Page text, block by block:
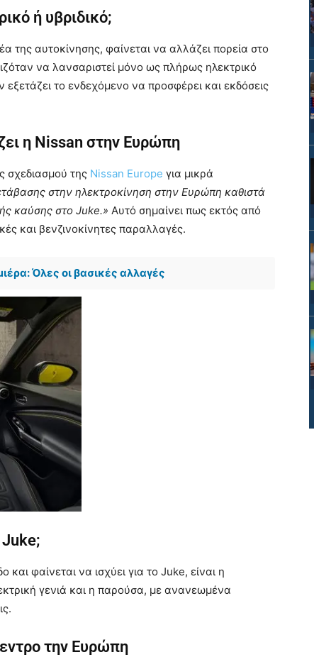
ή υβριδικό;
της αυτοκίνησης, φαίνεται να αλλάζει πορεία στο
να λανσαριστεί μόνο ως πλήρως ηλεκτρικό
το ενδεχόμενο να προσφέρει και εκδόσεις
η Nissan στην Ευρώπη
σχεδιασμού της Nissan Europe για μικρά
στην ηλεκτροκίνηση στην Ευρώπη καθιστά
καύσης στο Juke.» Αυτό σημαίνει πως εκτός από
και βενζινοκίνητες παραλλαγές.
Όλες οι βασικές αλλαγές
Juke;
φαίνεται να ισχύει για το Juke, είναι η
γενιά και η παρούσα, με ανανεωμένα
την Ευρώπη